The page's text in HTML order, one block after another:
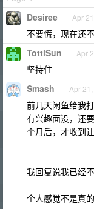
Desiree Apr
不要慌，现在还
TottiSun Apr
坚持住
Smash Apr
前几天闲鱼给我
有兴趣面没，还
个月后，才收到
我回复说我已经
个人感觉不是真